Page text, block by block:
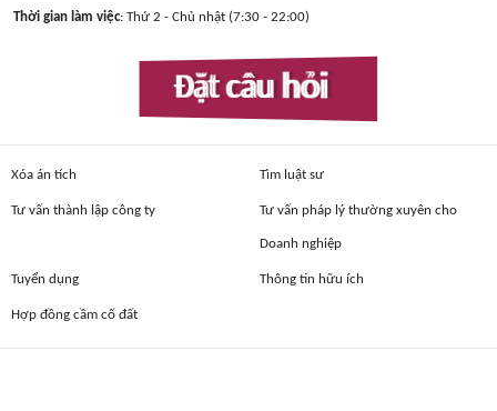
Thời gian làm việc: Thứ 2 - Chủ nhật (7:30 - 22:00)
Đặt câu hỏi
Xóa án tích Tìm luật sư
Tư vấn thành lập công ty Tư vấn pháp lý thường xuyên cho
Doanh nghiệp
Tuyển dụng Thông tin hữu ích
Hợp đồng cầm cố đất